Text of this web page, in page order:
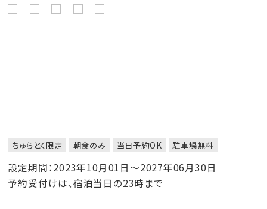
ちゅらとく限定 朝食のみ 当日予約OK 駐車場無料
設定期間：2023年10月01日～2027年06月30日
予約受付けは、宿泊当日の23時まで